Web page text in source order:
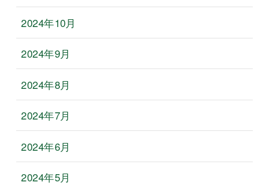
2024年10月
2024年9月
2024年8月
2024年7月
2024年6月
2024年5月